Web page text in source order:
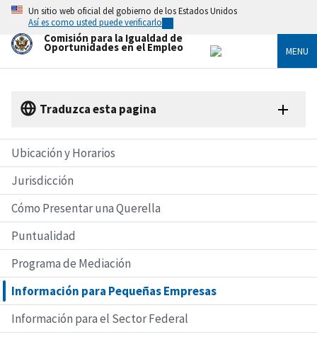
Skip
main
content
Un sitio web oficial del gobierno de los Estados Unidos
Así es como usted puede verificarlo
Comisión para la Igualdad de
Oportunidades en el Empleo MENU
Traduzca esta pagina
Ubicación y Horarios
Jurisdicción
Cómo Presentar una Querella
Puntualidad
Programa de Mediación
Información para Pequeñas Empresas
Información para el Sector Federal